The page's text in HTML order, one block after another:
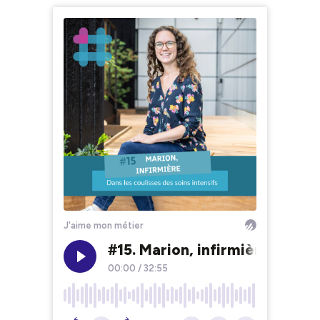
J'aime mon métier
#15. Marion, infirmière :
00:00 / 32:55